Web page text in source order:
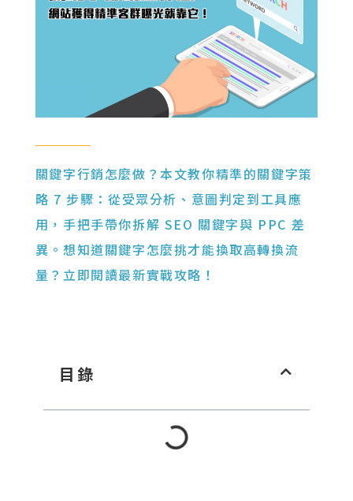
關鍵字行銷怎麼做？本文教你精準的關鍵字策
略 7 步驟：從受眾分析、意圖判定到工具應
用，手把手帶你拆解 SEO 關鍵字與 PPC 差
異。想知道關鍵字怎麼挑才能換取高轉換流
量？立即閱讀最新實戰攻略！
目錄